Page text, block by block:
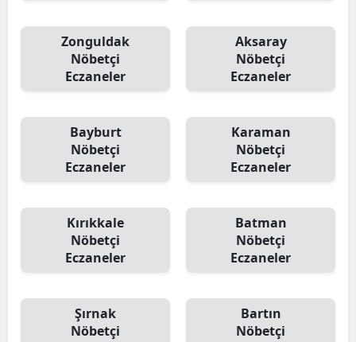
Zonguldak
Nöbetçi
Eczaneler
Aksaray
Nöbetçi
Eczaneler
Bayburt
Nöbetçi
Eczaneler
Karaman
Nöbetçi
Eczaneler
Kırıkkale
Nöbetçi
Eczaneler
Batman
Nöbetçi
Eczaneler
Şırnak
Nöbetçi
Bartın
Nöbetçi